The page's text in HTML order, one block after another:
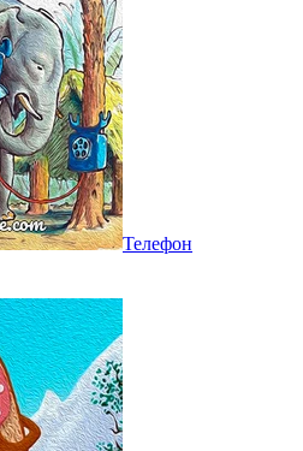
Телефон